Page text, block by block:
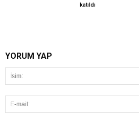
katıldı
YORUM YAP